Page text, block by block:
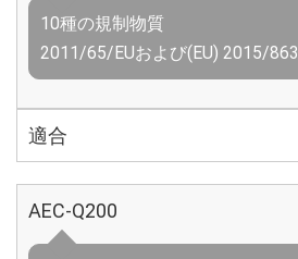
10種の規制物質
2011/65/EUおよび(EU) 2015/863
適合
AEC-Q200